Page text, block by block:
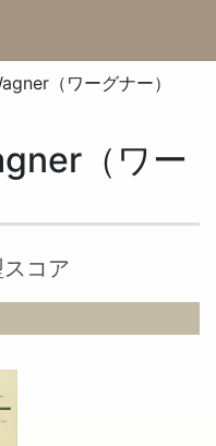
（ワーグナー）
（ワー
コア